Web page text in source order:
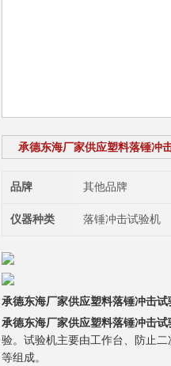
承德东海厂家供应塑料落锤冲
品牌 其他品牌
仪器种类 落锤冲击试验机
承德东海厂家供应塑料落锤冲击试
承德东海厂家供应塑料落锤冲击试
验。试验机主要由工作台、防止
等组成。